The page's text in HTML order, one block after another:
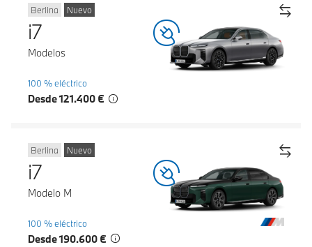
Berlina Nuevo
i7
Modelos
100 % eléctrico
Desde 121.400 €
Berlina Nuevo
i7
Modelo M
100 % eléctrico
Desde 190.600 €